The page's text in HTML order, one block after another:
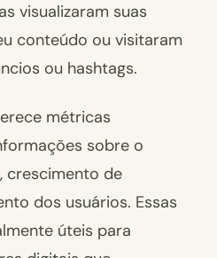
visualizaram suas
conteúdo ou visitaram
ou hashtags.
métricas
sobre o
crescimento de
dos usuários. Essas
úteis para